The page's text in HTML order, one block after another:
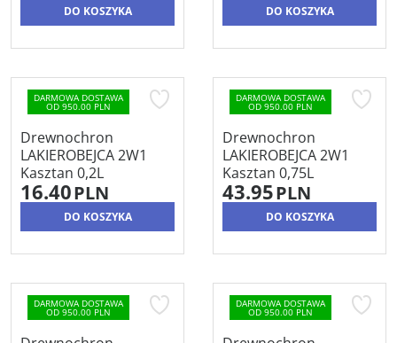
DO KOSZYKA DO KOSZYKA
DARMOWA DOSTAWA
OD 950.00 PLN
Drewnochron
LAKIEROBEJCA 2W1
Kasztan 0,2L
16.40PLN
DO KOSZYKA
DARMOWA DOSTAWA
OD 950.00 PLN
Drewnochron
LAKIEROBEJCA 2W1
Kasztan 0,75L
43.95PLN
DO KOSZYKA
DARMOWA DOSTAWA
OD 950.00 PLN
DARMOWA DOSTAWA
OD 950.00 PLN